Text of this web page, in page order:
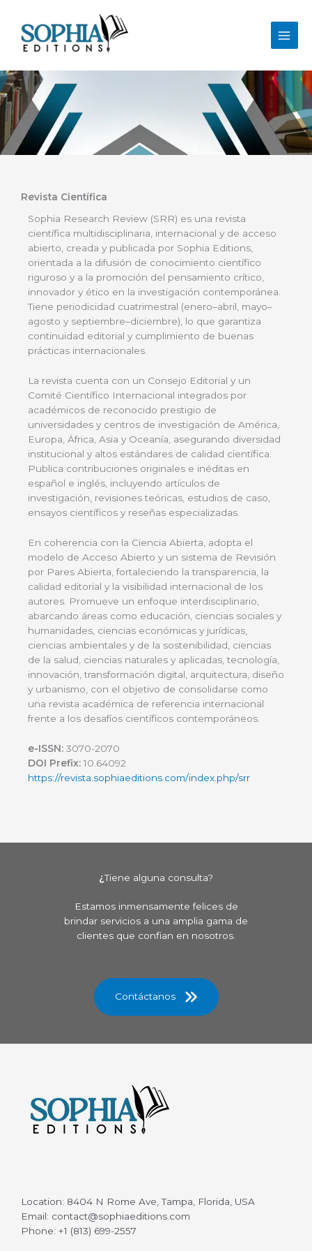
contenido
Revista Científica
Sophia Research Review (SRR) es una revista
científica multidisciplinaria, internacional y de acceso
abierto, creada y publicada por Sophia Editions,
orientada a la difusión de conocimiento científico
riguroso y a la promoción del pensamiento crítico,
innovador y ético en la investigación contemporánea.
Tiene periodicidad cuatrimestral (enero–abril, mayo–
agosto y septiembre–diciembre), lo que garantiza
continuidad editorial y cumplimiento de buenas
prácticas internacionales.
La revista cuenta con un Consejo Editorial y un
Comité Científico Internacional integrados por
académicos de reconocido prestigio de
universidades y centros de investigación de América,
Europa, África, Asia y Oceanía, asegurando diversidad
institucional y altos estándares de calidad científica.
Publica contribuciones originales e inéditas en
español e inglés, incluyendo artículos de
investigación, revisiones teóricas, estudios de caso,
ensayos científicos y reseñas especializadas.
En coherencia con la Ciencia Abierta, adopta el
modelo de Acceso Abierto y un sistema de Revisión
por Pares Abierta, fortaleciendo la transparencia, la
calidad editorial y la visibilidad internacional de los
autores. Promueve un enfoque interdisciplinario,
abarcando áreas como educación, ciencias sociales y
humanidades, ciencias económicas y jurídicas,
ciencias ambientales y de la sostenibilidad, ciencias
de la salud, ciencias naturales y aplicadas, tecnología,
innovación, transformación digital, arquitectura, diseño
y urbanismo, con el objetivo de consolidarse como
una revista académica de referencia internacional
frente a los desafíos científicos contemporáneos.
e-ISSN: 3070-2070
DOI Prefix: 10.64092
https://revista.sophiaeditions.com/index.php/srr
¿Tiene alguna consulta?
Estamos inmensamente felices de
brindar servicios a una amplia gama de
clientes que confian en nosotros.
Contáctanos
Location: 8404 N Rome Ave, Tampa, Florida, USA
Email: contact@sophiaeditions.com
Phone: +1 (813) 699-2557